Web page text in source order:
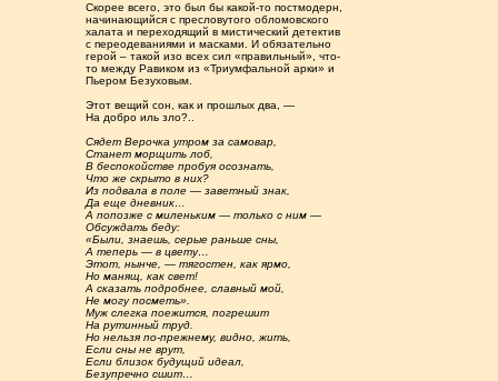
Скорее всего, это был бы какой-то постмодерн,
начинающийся с пресловутого обломовского
халата и переходящий в мистический детектив
с переодеваниями и масками. И обязательно
герой – такой изо всех сил «правильный», что-
то между Равиком из «Триумфальной арки» и
Пьером Безуховым.
Этот вещий сон, как и прошлых два, —
На добро иль зло?..
Сядет Верочка утром за самовар,
Станет морщить лоб,
В беспокойстве пробуя осознать,
Что же скрыто в них?
Из подвала в поле — заветный знак,
Да еще дневник…
А попозже с миленьким — только с ним —
Обсуждать беду:
«Были, знаешь, серые раньше сны,
А теперь — в цвету…
Этот, нынче, — тягостен, как ярмо,
Но манящ, как свет!
А сказать подробнее, славный мой,
Не могу посметь».
Муж слегка поежится, погрешит
На рутинный труд.
Но нельзя по-прежнему, видно, жить,
Если сны не врут,
Если близок будущий идеал,
Безупречно сшит…